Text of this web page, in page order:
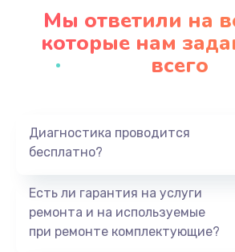
Заказать
Замена кнопки Home
Замена сканера
Заказать
Мы ответили на
которые нам
всего
Диагностика проводится
бесплатно?
Есть ли гарантия на услуги
ремонта и на используемые
при ремонте комплектующие?